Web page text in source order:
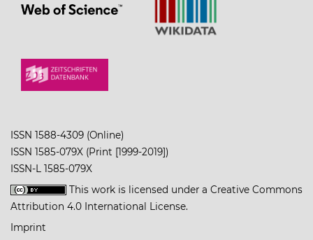
ISSN 1588-4309 (Online)
ISSN 1585-079X (Print [1999-2019])
ISSN-L 1585-079X
This work is licensed under a Creative Commons
Attribution 4.0 International License.
Imprint